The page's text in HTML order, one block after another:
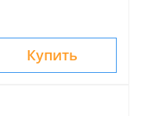
Купить